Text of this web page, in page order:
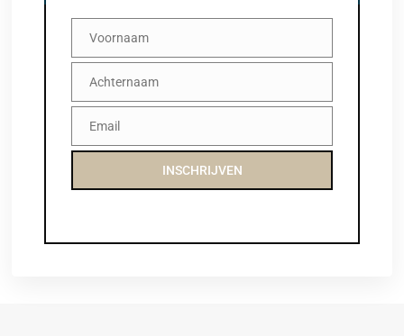
Voornaam
Voornaam
Achternaam
Achternaam
EmailEmail
INSCHRIJVEN